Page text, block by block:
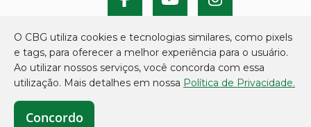
O CBG utiliza cookies e tecnologias similares, como pixels
e tags, para oferecer a melhor experiência para o usuário.
Ao utilizar nossos serviços, você concorda com essa
utilização. Mais detalhes em nossa Política de Privacidade.
Concordo